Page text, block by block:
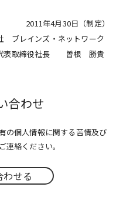
2011年4月30日（制定）
ブレインズ・ネットワーク
表取締役社長 曽根 勝貴
合わせ
の個人情報に関する苦情及び
絡ください。
わせる